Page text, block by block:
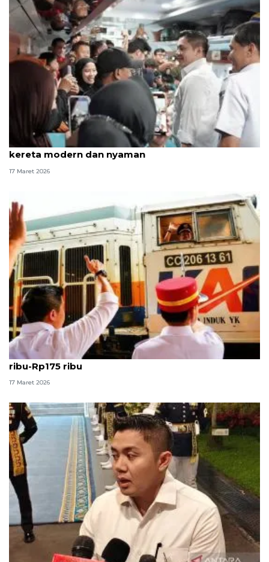
Seskab: Presiden Prabowo ingin semua stasiun
kereta modern dan nyaman
17 Maret 2026
Seskab: Tiket kereta kerakyatan turun jadi Rp135
ribu-Rp175 ribu
17 Maret 2026